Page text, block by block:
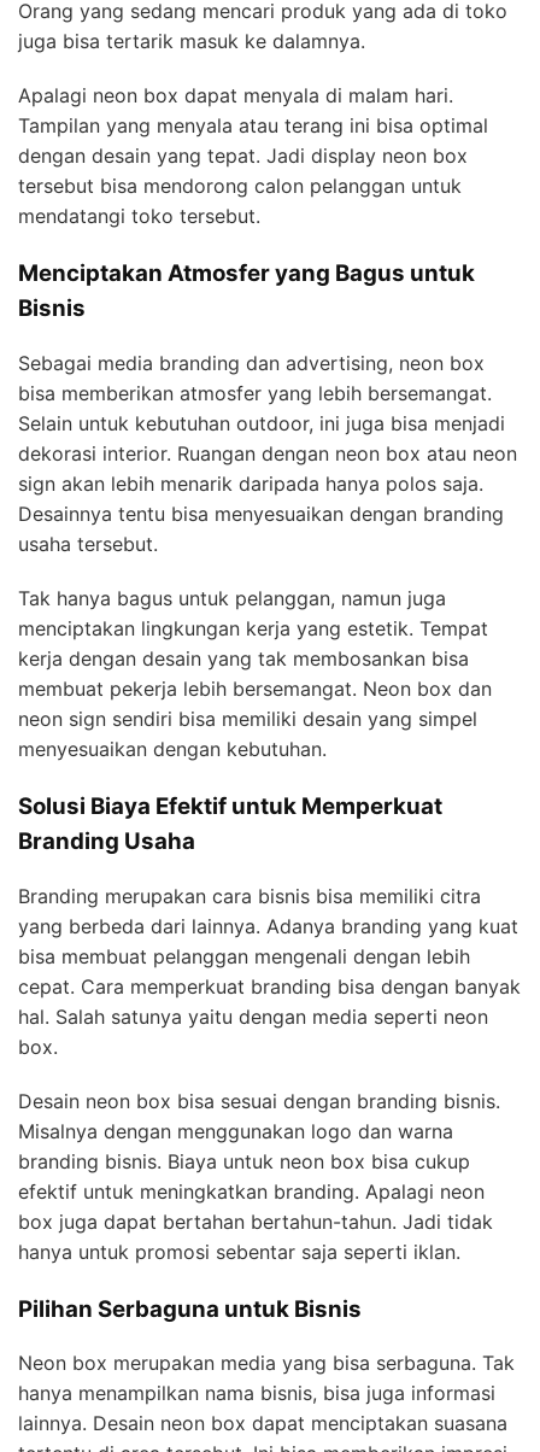
Orang yang sedang mencari produk yang ada di toko
juga bisa tertarik masuk ke dalamnya.
Apalagi neon box dapat menyala di malam hari.
Tampilan yang menyala atau terang ini bisa optimal
dengan desain yang tepat. Jadi display neon box
tersebut bisa mendorong calon pelanggan untuk
mendatangi toko tersebut.
Menciptakan Atmosfer yang Bagus untuk
Bisnis
Sebagai media branding dan advertising, neon box
bisa memberikan atmosfer yang lebih bersemangat.
Selain untuk kebutuhan outdoor, ini juga bisa menjadi
dekorasi interior. Ruangan dengan neon box atau neon
sign akan lebih menarik daripada hanya polos saja.
Desainnya tentu bisa menyesuaikan dengan branding
usaha tersebut.
Tak hanya bagus untuk pelanggan, namun juga
menciptakan lingkungan kerja yang estetik. Tempat
kerja dengan desain yang tak membosankan bisa
membuat pekerja lebih bersemangat. Neon box dan
neon sign sendiri bisa memiliki desain yang simpel
menyesuaikan dengan kebutuhan.
Solusi Biaya Efektif untuk Memperkuat
Branding Usaha
Branding merupakan cara bisnis bisa memiliki citra
yang berbeda dari lainnya. Adanya branding yang kuat
bisa membuat pelanggan mengenali dengan lebih
cepat. Cara memperkuat branding bisa dengan banyak
hal. Salah satunya yaitu dengan media seperti neon
box.
Desain neon box bisa sesuai dengan branding bisnis.
Misalnya dengan menggunakan logo dan warna
branding bisnis. Biaya untuk neon box bisa cukup
efektif untuk meningkatkan branding. Apalagi neon
box juga dapat bertahan bertahun-tahun. Jadi tidak
hanya untuk promosi sebentar saja seperti iklan.
Pilihan Serbaguna untuk Bisnis
Neon box merupakan media yang bisa serbaguna. Tak
hanya menampilkan nama bisnis, bisa juga informasi
lainnya. Desain neon box dapat menciptakan suasana